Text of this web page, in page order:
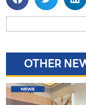
OTHER